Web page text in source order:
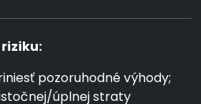
pozoruhodné výhody;
úplnej straty